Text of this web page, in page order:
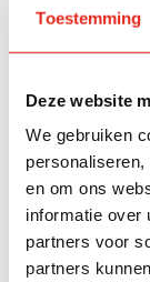
Toestemming
Deze website
We gebruiken
en om ons
informatie over
partners voor
partners
leven.”
Ontdekken
soms best
“Een van
volgde de
hele gebouw